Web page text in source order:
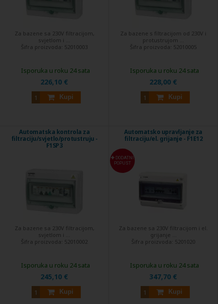
Za bazene sa 230V filtracijom,
svjetlom i ...
Šifra proizvoda: 52010003
226,10 €
Kupi
Isporuka u roku 24 sata
Za bazene s filtracijom od 230V i
protustrujom ...
Šifra proizvoda: 52010005
228,00 €
Kupi
Isporuka u roku 24 sata
Automatska kontrola za
filtraciju/svjetlo/protustruju -
F1SP3
Za bazene sa 230V filtracijom,
svjetlom i ...
Šifra proizvoda: 52010002
245,10 €
Kupi
Isporuka u roku 24 sata
Automatsko upravljanje za
filtraciju/el. grijanje - F1E12
DODATNI
POPUST
Za bazene sa 230V filtracijom i el.
grijanje ...
Šifra proizvoda: 5201020
347,70 €
Kupi
Isporuka u roku 24 sata